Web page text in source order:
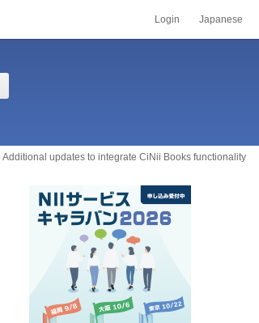
Login Japanese
Additional updates to integrate CiNii Books functionality